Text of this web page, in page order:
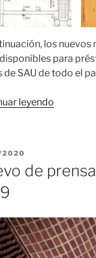
los nuevos
para
de SAU de todo el
leyendo
Biblioteca
de